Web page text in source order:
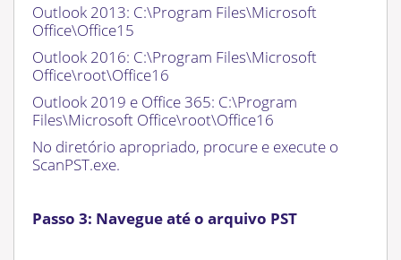
Outlook 2013: C:\Program Files\Microsoft
Office\Office15
Outlook 2016: C:\Program Files\Microsoft
Office\root\Office16
Outlook 2019 e Office 365: C:\Program
Files\Microsoft Office\root\Office16
No diretório apropriado, procure e execute o
ScanPST.exe.
Passo 3: Navegue até o arquivo PST